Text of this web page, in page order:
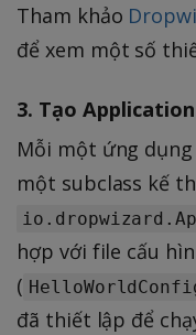
Tham khảo
để xem một số
3. Tạo
Mỗi một ứng
một subclass kế
hợp với file cấu
(
đã thiết lập để